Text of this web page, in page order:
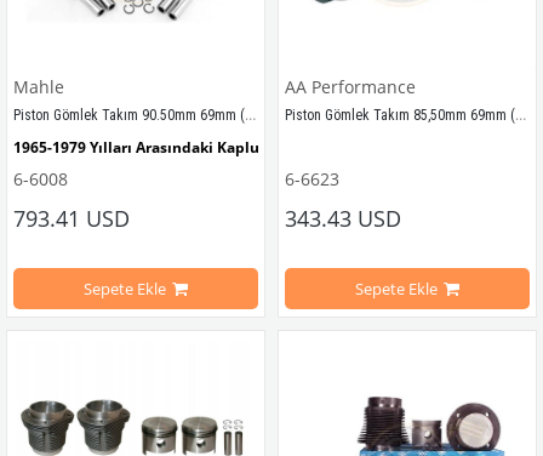
Mahle
Piston Gömlek Takım 90.50mm 69mm (Forged)
1965-1979 Yılları Arasındaki Kaplumbağa Modelleri İle Uyumludur
1200-1300-1302-1303 Kaplumbağa Modelleri İle Uyumludur
1968-1979 Yılları Arasındaki T2 Modelleri İle Uyumludur
6-6008
793.41 USD
Sepete Ekle
AA Performance
Piston Gömlek Takım 85,50mm 69mm (1600cc)
1600 Motorlar İ
Motor Hacmi 1584
6-6623
343.43 USD
Sepete Ekle